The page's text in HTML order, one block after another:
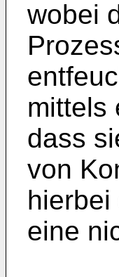
wobei
mittels
dass
von
eine